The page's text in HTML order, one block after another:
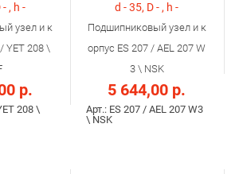
, h -
узел и к
YET 208 \
р.
208 \
d - 35, D - , h -
Подшипниковый узел и к
орпус ES 207 / AEL 207 W
3 \ NSK
5 644,00 р.
Арт.: ES 207 / AEL 207 W3
\ NSK